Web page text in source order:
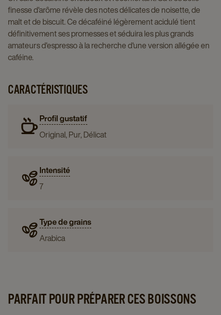
finesse d'arôme révèle des notes délicates de noisette, de
malt et de biscuit. Ce décaféiné légèrement acidulé tient
définitivement ses promesses et séduira les plus grands
amateurs d'espresso à la recherche d'une version allégée en
caféine.
CARACTÉRISTIQUES
Profil gustatif
Original, Pur, Délicat
Intensité
7
Type de grains
Arabica
PARFAIT POUR PRÉPARER CES BOISSONS